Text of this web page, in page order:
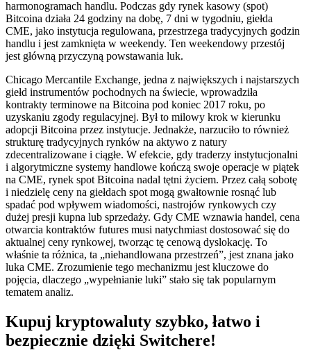
harmonogramach handlu. Podczas gdy rynek kasowy (spot)
Bitcoina działa 24 godziny na dobę, 7 dni w tygodniu, giełda
CME, jako instytucja regulowana, przestrzega tradycyjnych godzin
handlu i jest zamknięta w weekendy. Ten weekendowy przestój
jest główną przyczyną powstawania luk.
Chicago Mercantile Exchange, jedna z największych i najstarszych
giełd instrumentów pochodnych na świecie, wprowadziła
kontrakty terminowe na Bitcoina pod koniec 2017 roku, po
uzyskaniu zgody regulacyjnej. Był to milowy krok w kierunku
adopcji Bitcoina przez instytucje. Jednakże, narzuciło to również
strukturę tradycyjnych rynków na aktywo z natury
zdecentralizowane i ciągłe. W efekcie, gdy traderzy instytucjonalni
i algorytmiczne systemy handlowe kończą swoje operacje w piątek
na CME, rynek spot Bitcoina nadal tętni życiem. Przez całą sobotę
i niedzielę ceny na giełdach spot mogą gwałtownie rosnąć lub
spadać pod wpływem wiadomości, nastrojów rynkowych czy
dużej presji kupna lub sprzedaży. Gdy CME wznawia handel, cena
otwarcia kontraktów futures musi natychmiast dostosować się do
aktualnej ceny rynkowej, tworząc tę cenową dyslokację. To
właśnie ta różnica, ta „niehandlowana przestrzeń”, jest znana jako
luka CME. Zrozumienie tego mechanizmu jest kluczowe do
pojęcia, dlaczego „wypełnianie luki” stało się tak popularnym
tematem analiz.
Kupuj kryptowaluty szybko, łatwo i
bezpiecznie dzięki Switchere!